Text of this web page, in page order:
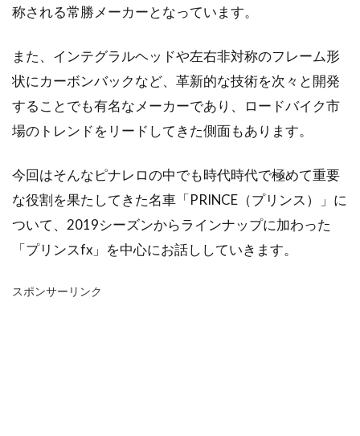
称される常勝メーカーとなっています。
また、インテグラルヘッドや左右非対称のフレーム形
状にカーボンバックなど、革新的な技術を次々と開発
することでも有名なメーカーであり、ロードバイク市
場のトレンドをリードしてきた側面もあります。
今回はそんなピナレロの中でも時代時代で極めて重要
な役割を果たしてきた名車「PRINCE（プリンス）」に
ついて、2019シーズンからラインナップに加わった
「プリンスfx」を中心にお話ししていきます。
スポンサーリンク